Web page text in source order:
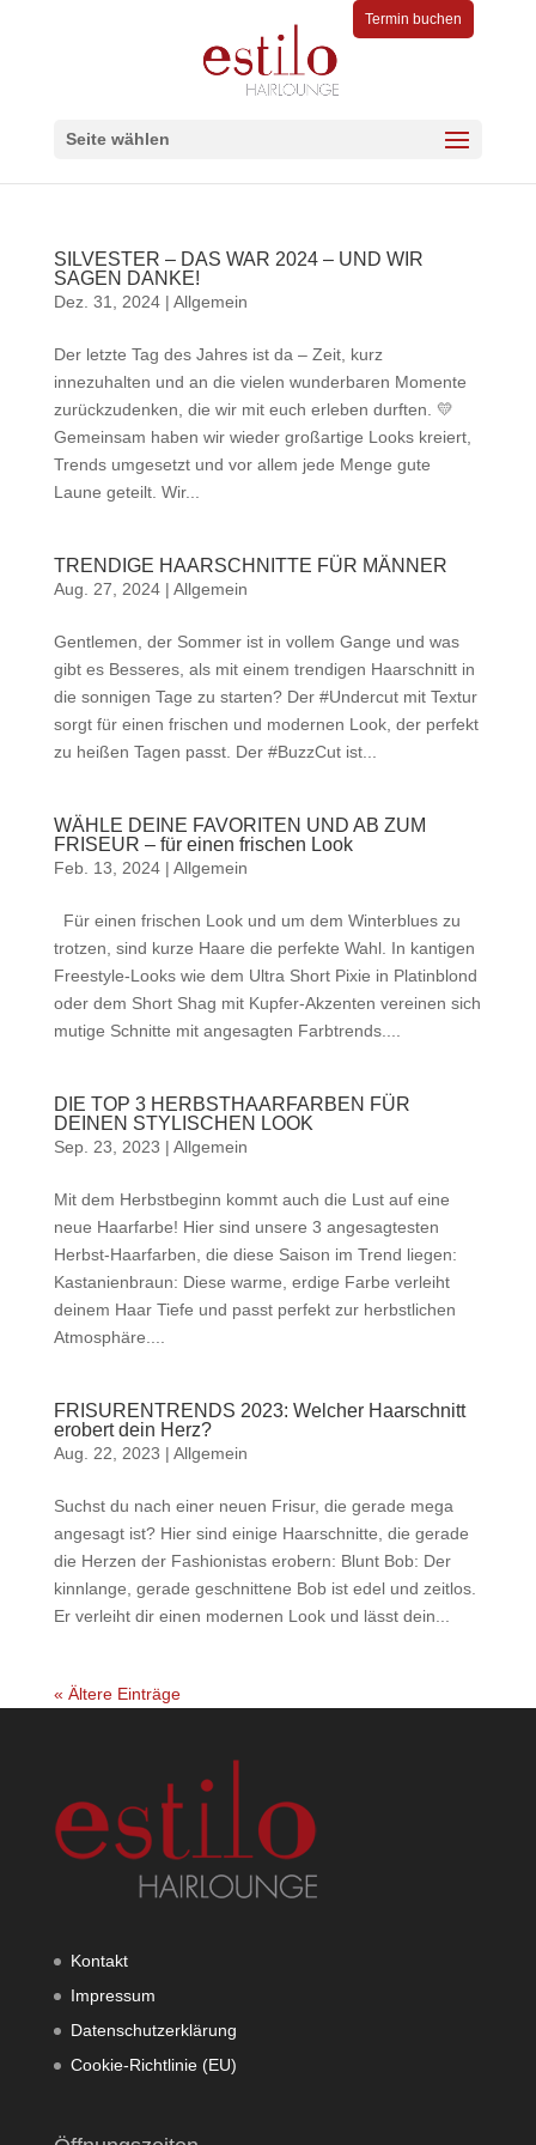
Termin buchen
Seite wählen
SILVESTER – DAS WAR 2024 – UND WIR
SAGEN DANKE!
Dez. 31, 2024| Allgemein
Der letzte Tag des Jahres ist da – Zeit, kurz
innezuhalten und an die vielen wunderbaren Momente
zurückzudenken, die wir mit euch erleben durften. 💛
Gemeinsam haben wir wieder großartige Looks kreiert,
Trends umgesetzt und vor allem jede Menge gute
Laune geteilt. Wir...
TRENDIGE HAARSCHNITTE FÜR MÄNNER
Aug. 27, 2024| Allgemein
Gentlemen, der Sommer ist in vollem Gange und was
gibt es Besseres, als mit einem trendigen Haarschnitt in
die sonnigen Tage zu starten? Der #Undercut mit Textur
sorgt für einen frischen und modernen Look, der perfekt
zu heißen Tagen passt. Der #BuzzCut ist...
WÄHLE DEINE FAVORITEN UND AB ZUM
FRISEUR – für einen frischen Look
Feb. 13, 2024| Allgemein
Für einen frischen Look und um dem Winterblues zu
trotzen, sind kurze Haare die perfekte Wahl. In kantigen
Freestyle-Looks wie dem Ultra Short Pixie in Platinblond
oder dem Short Shag mit Kupfer-Akzenten vereinen sich
mutige Schnitte mit angesagten Farbtrends....
DIE TOP 3 HERBSTHAARFARBEN FÜR
DEINEN STYLISCHEN LOOK
Sep. 23, 2023 | Allgemein
Mit dem Herbstbeginn kommt auch die Lust auf eine
neue Haarfarbe! Hier sind unsere 3 angesagtesten
Herbst-Haarfarben, die diese Saison im Trend liegen:
Kastanienbraun: Diese warme, erdige Farbe verleiht
deinem Haar Tiefe und passt perfekt zur herbstlichen
Atmosphäre....
FRISURENTRENDS 2023: Welcher Haarschnitt
erobert dein Herz?
Aug. 22, 2023 | Allgemein
Suchst du nach einer neuen Frisur, die gerade mega
angesagt ist? Hier sind einige Haarschnitte, die gerade
die Herzen der Fashionistas erobern: Blunt Bob: Der
kinnlange, gerade geschnittene Bob ist edel und zeitlos.
Er verleiht dir einen modernen Look und lässt dein...
« Ältere Einträge
Kontakt
Impressum
Datenschutzerklärung
Cookie-Richtlinie (EU)